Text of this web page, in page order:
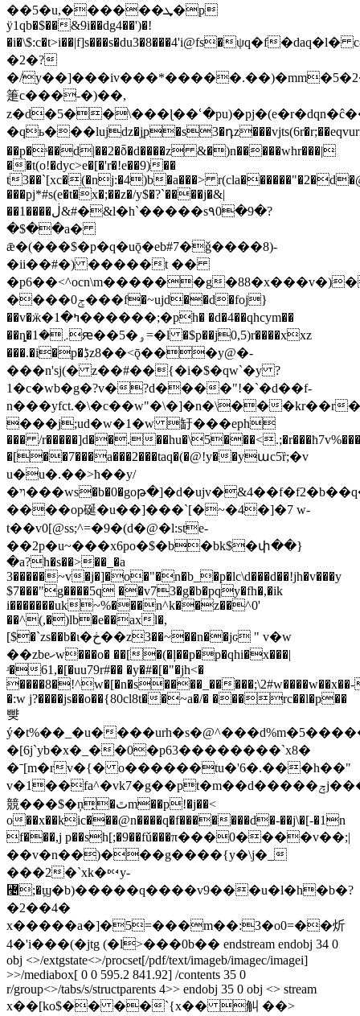
��5�u,������ܜ�p
ÿ1qb�$��&9i��dg4��')�!
�i�\$:c�t>i��|f]s���s�du3�8���4'i@fs�ψq�f
�2�?
�/
箑c���-�)��,
��p�ˢ��d|��2�ȭ�d����z &�)n�����whr���|
��t(o!�dyc>e�[�'r�!e��9)��
t3��`[xc�(�nj:�4)b�a���>
���pj*#s(e�t�x�;��z�/y$�?`����j�&|
��1����ڶ&#�&l�h`�����s۹0�9�?
�$��a�
ǣ�(���$�p�q�uǭ�eb#7�ǧ����8)-
�ii��#�) �����t ��
�p6��<^ocn\m������g�88�x���
����ݮ0���f�~ujd��d�foj}
��v�ӝ�ߤ�1������;�ph� �d�4��qhcym��
��ȵ�܇�1ԙ��5�ۅ=�l �$p��j0,5)r����xxz
���.�i�p�ڋz8��<ǭ���y@�-
���n'sj(� z��#��{�i�$�qw`�y ?
1�c�wb�g�?v�?d����"!�`�d��f-
n���yfct.�\�c��w"�\�]�n�\���kr��r
���j;ud�w�1�w 䍂���eph
��� /r�����]d��.
�[��7���a���2���taq�(�@!y��yաc5ȑ;�v
u�u�.��>ћ��y/
�ױ���ws�b�0�goթ�]�d�ujv�&4��f�f2�b��q�m��e66k��z�no\��äd��0�i󜫄���f�bm�hp^"�c�9(�;�q��4��w
����op硟�u��]���`[�~�4�]�7 w-
t��v0[@ss;^=�9�(d�@�l:ste-
��2p�u~���x6po�$�b�bk$�փ��}
�a?h�s��>��_�a
3�����~v�j�]�o�"�n�b_�p�lc\d���d��!jh�v���y
$7���"g����5q ��v73�g�b�pqy�fh�,�ik
i�������uk~%���n^k��z��^0'
��^(,�)lb�e��axl�,
[$�`zs��b�ι�ڂ��z3��~��n��jԍ " v�w
��zbeހw���o� ��[�(�ļ��p�p�qhi�x���|
ʴ�61,�[�uu79r#�� �y�#�[�"�jh<�
����8�!^w�[�n�s����_��
�:w j?����js��o��{80cl8t��~a�/� ���rc��l�p��
뺮
ý�t%��_�u�
�[6j`yb�x�_��0�p63��������`x8�
�ˉ[m�rv�{� o������tu�'6�.���h��"
v�1��fa^�vk7�g��pt�m��d�����ݼj������)$��'�q�@�
競���$�ņ̟�ٿm��p!�j��<
o��x��kic���@n����q�f�������d�-��j\�[-�1n
f���,j p��sh[;�9��fǔ���π���0����v��;|
��v�n��)���g����{y�\j�_
���2�`xk�␔y-
꟤;�ϣ�b)�����q����v9���u�l�h�b�?
�2��4�
x�����a�]�5=���m��:3�o0=��炘
4�'i���(�jtg (�l>���0b�� endstream endobj 34 0
obj <>/extgstate<>/procset[/pdf/text/imageb/imagec/imagei]
>>/mediabox[ 0 0 595.2 841.92] /contents 35 0
r/group<>/tabs/s/structparents 4>> endobj 35 0 obj <> stream
x��[ko$�� ��`{x�� 觓 ��>